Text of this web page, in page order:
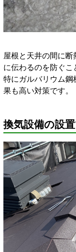
屋根と天井の間に
に伝わるのを防ぐこ
特にガルバリウム鋼
果も高い対策です。
換気設備の設